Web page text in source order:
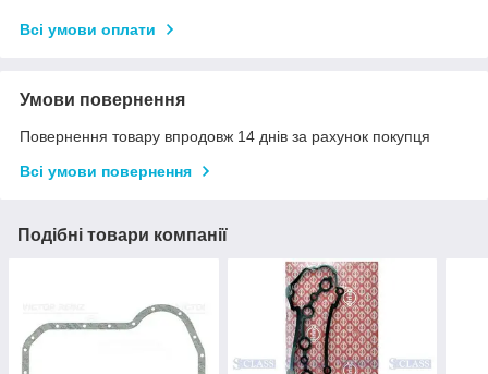
Всі умови оплати
Умови повернення
Повернення товару впродовж 14 днів за рахунок покупця
Всі умови повернення
Подібні товари компанії